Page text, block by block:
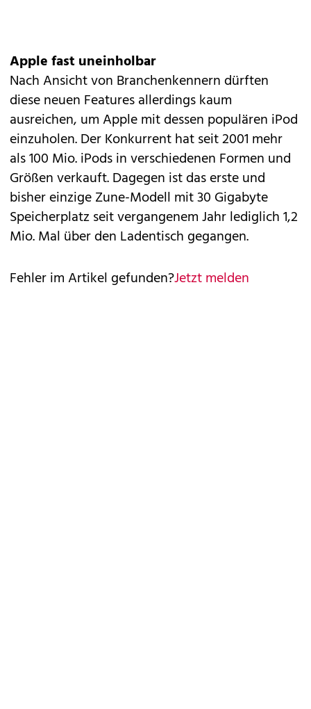
Apple fast uneinholbar
Nach Ansicht von Branchenkennern dürften
diese neuen Features allerdings kaum
ausreichen, um Apple mit dessen populären iPod
einzuholen. Der Konkurrent hat seit 2001 mehr
als 100 Mio. iPods in verschiedenen Formen und
Größen verkauft. Dagegen ist das erste und
bisher einzige Zune-Modell mit 30 Gigabyte
Speicherplatz seit vergangenem Jahr lediglich 1,2
Mio. Mal über den Ladentisch gegangen.
Fehler im Artikel gefunden?Jetzt melden